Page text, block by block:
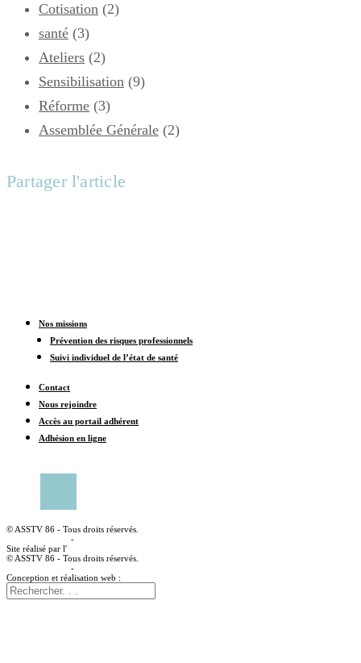
Cotisation (2)
santé (3)
Ateliers (2)
Sensibilisation (9)
Réforme (3)
Assemblée Générale (2)
Partager l'article
Nos missions
Prévention des risques professionnels
Suivi individuel de l’état de santé
Contact
Nous rejoindre
Accès au portail adhérent
Adhésion en ligne
© ASSTV 86 - Tous droits réservés.
-
Site réalisé par l'
© ASSTV 86 - Tous droits réservés.
-
Conception et réalisation web :